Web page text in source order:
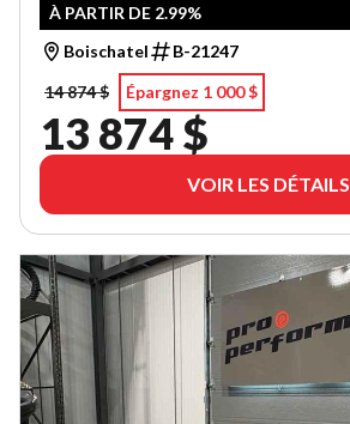
À PARTIR DE 2.99%
Boischatel
B-21247
14 874 $
Épargnez 1 000 $
13 874 $
VOIR LES DÉTAILS